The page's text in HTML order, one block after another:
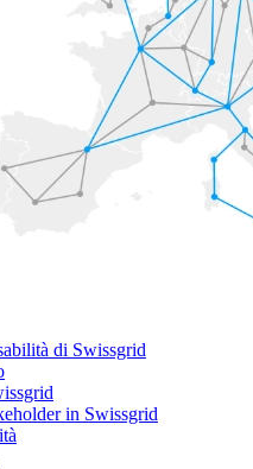
di Swissgrid
in Swissgrid